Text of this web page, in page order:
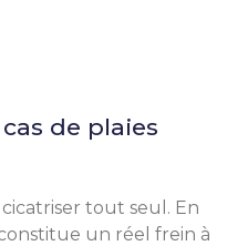
de plaies
tout seul. En
un réel frein à